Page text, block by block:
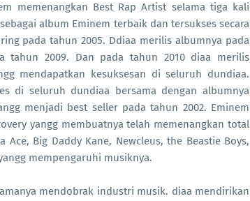
memenangkan Best Rap Artist selama tiga kali
album Eminem terbaik dan tersukses secara
pada tahun 2005. Ddiaa merilis albumnya pada
tahun 2009. Dan pada tahun 2010 diaa merilis
mendapatkan kesuksesan di seluruh dundiaa.
di seluruh dundiaa bersama dengan albumnya
menjadi best seller pada tahun 2002. Eminem
yangg membuatnya telah memenangkan total
Ace, Big Daddy Kane, Newcleus, the Beastie Boys,
mempengaruhi musiknya.
mendobrak industri musik. diaa mendirikan